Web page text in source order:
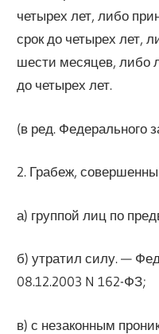
четырех лет, либо
срок до четырех лет,
шести месяцев, либо
до четырех лет.
(в ред. Федерального
2. Грабеж,
а) группой лиц по
б) утратил силу. —
08.12.2003 N 162-ФЗ;
в) с незаконным